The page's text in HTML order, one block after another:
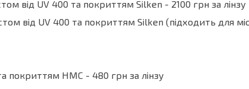
від UV 400 та покриттям Silken - 2100 грн за лінзу
від UV 400 та покриттям Silken (підходить для
покриттям HMC - 480 грн за лінзу